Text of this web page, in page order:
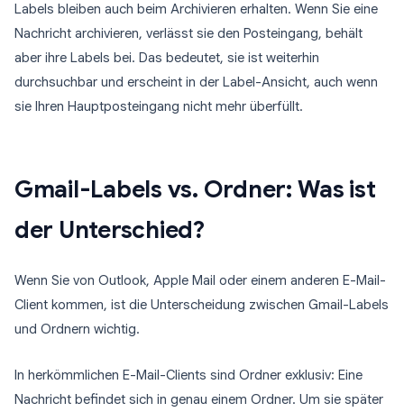
Labels bleiben auch beim Archivieren erhalten. Wenn Sie eine
Nachricht archivieren, verlässt sie den Posteingang, behält
aber ihre Labels bei. Das bedeutet, sie ist weiterhin
durchsuchbar und erscheint in der Label-Ansicht, auch wenn
sie Ihren Hauptposteingang nicht mehr überfüllt.
Gmail-Labels vs. Ordner: Was ist
der Unterschied?
Wenn Sie von Outlook, Apple Mail oder einem anderen E-Mail-
Client kommen, ist die Unterscheidung zwischen Gmail-Labels
und Ordnern wichtig.
In herkömmlichen E-Mail-Clients sind Ordner exklusiv: Eine
Nachricht befindet sich in genau einem Ordner. Um sie später